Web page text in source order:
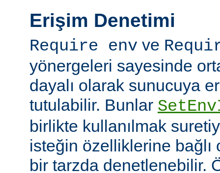
Erişim Denetimi
Require env ve
yönergeleri sayesinde
dayalı olarak sunucuya
tutulabilir. Bunlar
birlikte kullanılmak
isteğin özelliklerine
bir tarzda denetlenebilir.